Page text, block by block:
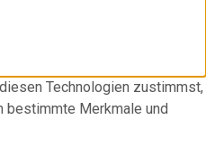
Technologien zustimmst,
bestimmte Merkmale und